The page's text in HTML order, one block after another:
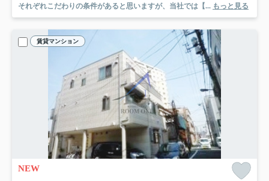
それぞれこだわりの条件があると思いますが、当社では【... もっと見る
賃貸マンション
NEW